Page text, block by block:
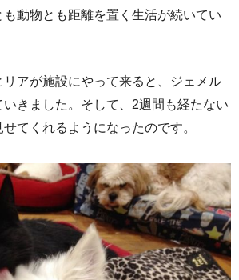
動物とも距離を置く生活が続いてい
リアが施設にやって来ると、ジェメル
いきました。そして、2週間も経たない
てくれるようになったのです。